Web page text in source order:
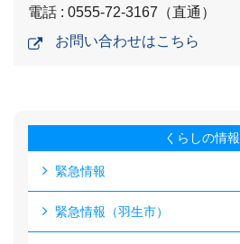
電話 : 0555-72-3167（直通）
お問い合わせはこちら
くらしの情報
緊急情報
緊急情報（羽生市）